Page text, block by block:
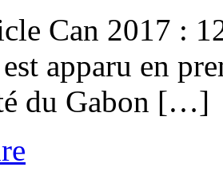
Can 2017 :
apparu en
du Gabon […]